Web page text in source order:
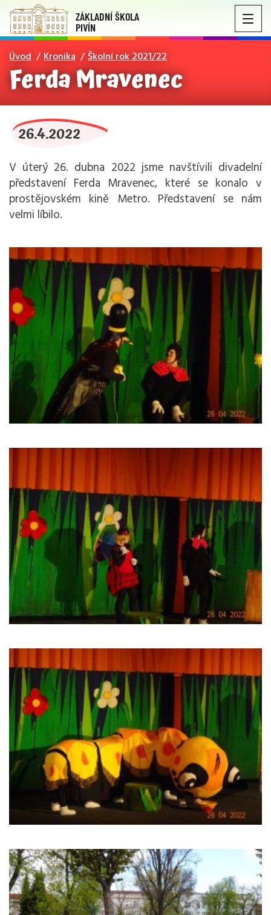
ZÁKLADNÍ ŠKOLA
PIVÍN
Úvod Kronika Školní rok 2021/22
Ferda Mravenec
26.4.2022
V úterý 26. dubna 2022 jsme navštívili divadelní
představení Ferda Mravenec, které se konalo v
prostějovském kině Metro. Představení se nám
velmi líbilo.